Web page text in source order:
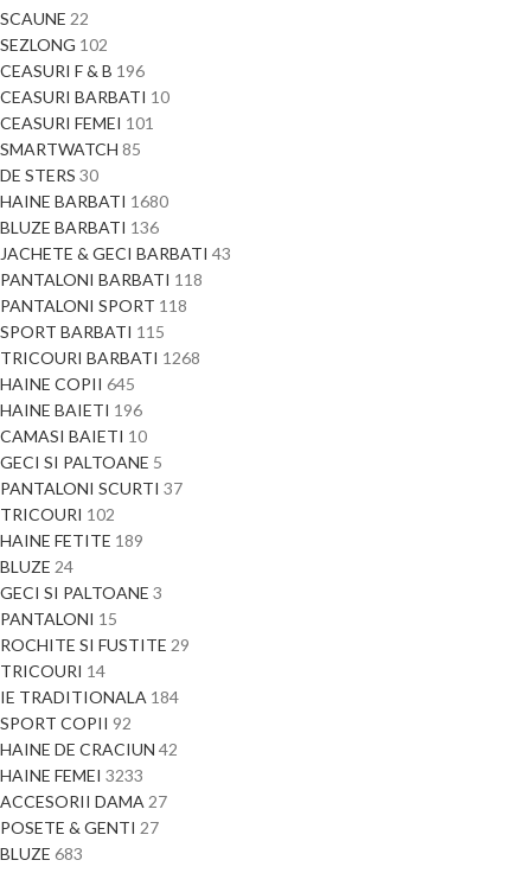
SCAUNE 22
SEZLONG 102
CEASURI F & B 196
CEASURI BARBATI 10
CEASURI FEMEI 101
SMARTWATCH 85
DE STERS 30
HAINE BARBATI 1680
BLUZE BARBATI 136
JACHETE & GECI BARBATI 43
PANTALONI BARBATI 118
PANTALONI SPORT 118
SPORT BARBATI 115
TRICOURI BARBATI 1268
HAINE COPII 645
HAINE BAIETI 196
CAMASI BAIETI 10
GECI SI PALTOANE 5
PANTALONI SCURTI 37
TRICOURI 102
HAINE FETITE 189
BLUZE 24
GECI SI PALTOANE 3
PANTALONI 15
ROCHITE SI FUSTITE 29
TRICOURI 14
IE TRADITIONALA 184
SPORT COPII 92
HAINE DE CRACIUN 42
HAINE FEMEI 3233
ACCESORII DAMA 27
POSETE & GENTI 27
BLUZE 683